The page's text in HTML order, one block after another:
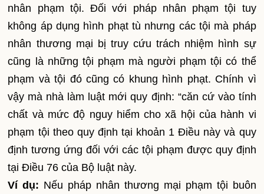
nhân phạm tội. Đối với pháp nhân phạm tội tuy
không áp dụng hình phạt tù nhưng các tội mà pháp
nhân thương mại bị truy cứu trách nhiệm hình sự
cũng là những tội phạm mà người phạm tội có thể
phạm và tội đó cũng có khung hình phạt. Chính vì
vậy mà nhà làm luật mới quy định: “căn cứ vào tính
chất và mức độ nguy hiểm cho xã hội của hành vi
phạm tội theo quy định tại khoản 1 Điều này và quy
định tương ứng đối với các tội phạm được quy định
tại Điều 76 của Bộ luật này.
Ví dụ: Nếu pháp nhân thương mại phạm tội buôn